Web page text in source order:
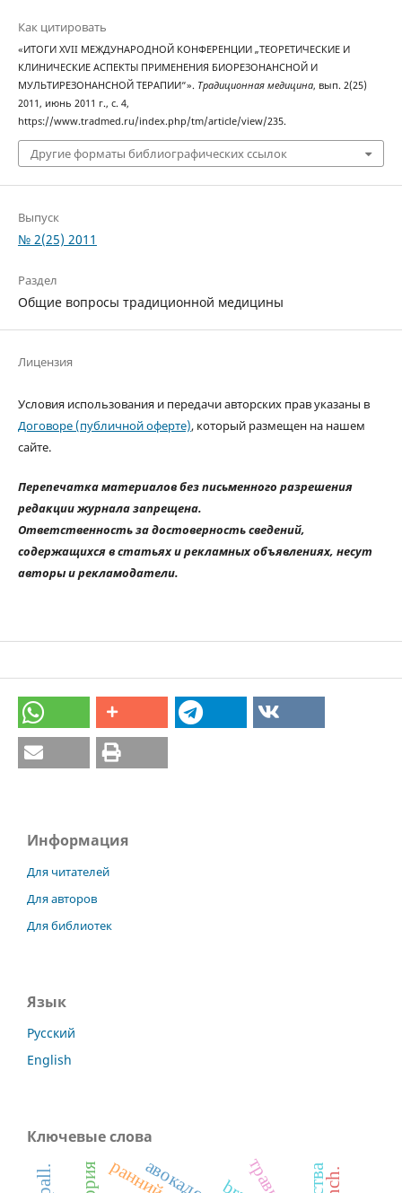
Как цитировать
«ИТОГИ XVII МЕЖДУНАРОДНОЙ КОНФЕРЕНЦИИ „ТЕОРЕТИЧЕСКИЕ И
КЛИНИЧЕСКИЕ АСПЕКТЫ ПРИМЕНЕНИЯ БИОРЕЗОНАНСНОЙ И
МУЛЬТИРЕЗОНАНСНОЙ ТЕРАПИИ“». Традиционная медицина, вып. 2(25)
2011, июнь 2011 г., с. 4,
https://www.tradmed.ru/index.php/tm/article/view/235.
Другие форматы библиографических ссылок
Выпуск
№ 2(25) 2011
Раздел
Общие вопросы традиционной медицины
Лицензия
Условия использования и передачи авторских прав указаны в
Договоре (публичной оферте), который размещен на нашем
сайте.
Перепечатка материалов без письменного разрешения
редакции журнала запрещена.
Ответственность за достоверность сведений,
содержащихся в статьях и рекламных объявлениях, несут
авторы и рекламодатели.
Информация
Для читателей
Для авторов
Для библиотек
Язык
Русский
English
Ключевые слова
травы